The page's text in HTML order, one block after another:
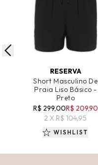
RESERVA
Short Masculino De
Praia Liso Básico -
Preto
R$ 299,00R$ 209,90
2 X R$ 104,95
WISHLIST